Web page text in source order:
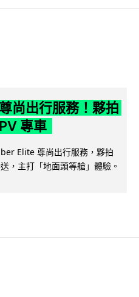
尚出行服務！夥拍
專車
Elite 尊尚出行服務，夥拍
，主打「地面頭等艙」體驗。